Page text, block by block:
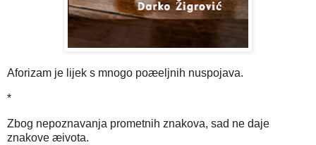
Aforizam je lijek s mnogo poæeljnih nuspojava.
*
Zbog nepoznavanja prometnih znakova, sad ne daje
znakove æivota.